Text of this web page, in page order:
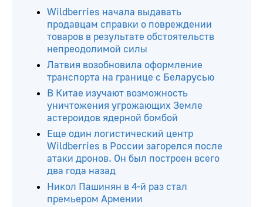
Wildberries начала выдавать
продавцам справки о повреждении
товаров в результате обстоятельств
непреодолимой силы
Латвия возобновила оформление
транспорта на границе с Беларусью
В Китае изучают возможность
уничтожения угрожающих Земле
астероидов ядерной бомбой
Еще один логистический центр
Wildberries в России загорелся после
атаки дронов. Он был построен всего
два года назад
Никол Пашинян в 4-й раз стал
премьером Армении